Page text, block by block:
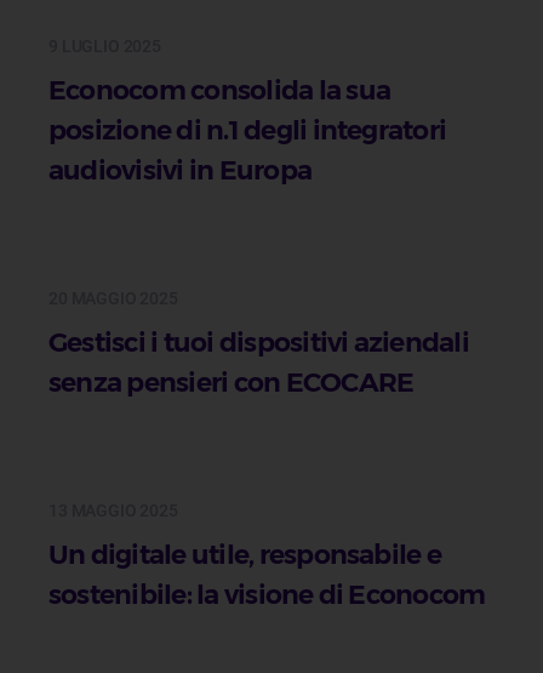
Econocom consolida la sua
posizione di n.1 degli integratori
audiovisivi in Europa
Gestisci i tuoi dispositivi aziendali
senza pensieri con ECOCARE
Un digitale utile, responsabile e
sostenibile: la visione di Econocom